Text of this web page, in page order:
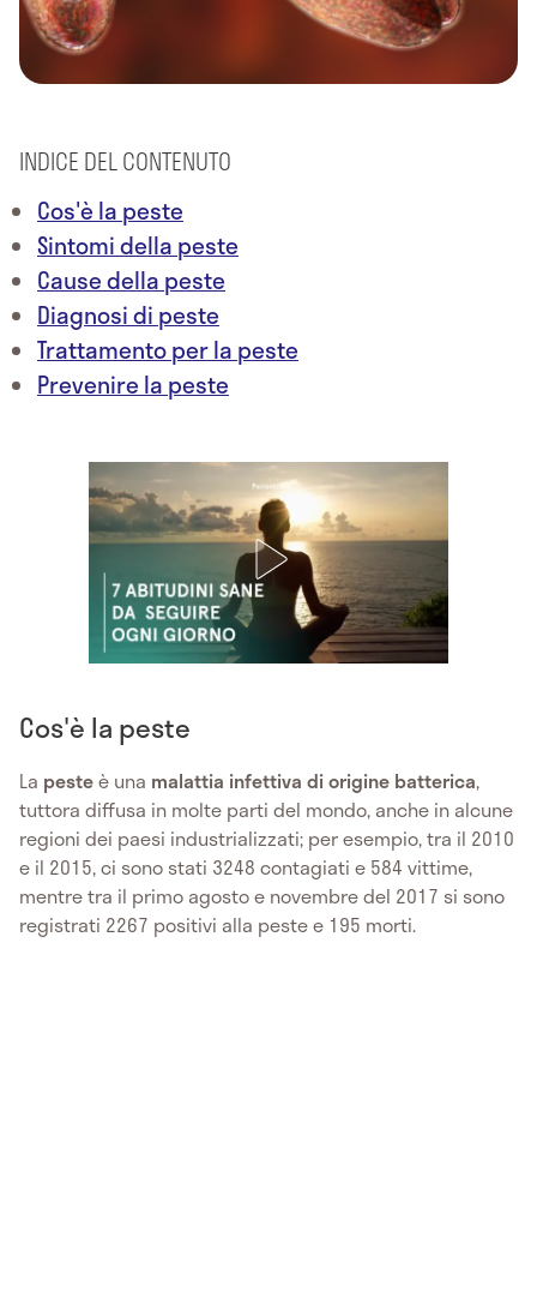
INDICE DEL CONTENUTO
Cos'è la peste
Sintomi della peste
Cause della peste
Diagnosi di peste
Trattamento per la peste
Prevenire la peste
Cos'è la peste
La pesteè una malattia infettiva di origine batterica,
tuttora diffusa in molte parti del mondo, anche in alcune
regioni dei paesi industrializzati; per esempio, tra il 2010
e il 2015, ci sono stati 3248 contagiati e 584 vittime,
mentre tra il primo agosto e novembre del 2017 si sono
registrati 2267 positivi alla peste e 195 morti.